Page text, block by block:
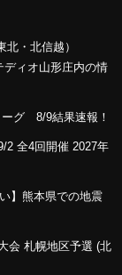
・北信越）
ィオ山形庄内の情
ーグ 8/9結果速報！
2 全4回開催 2027年
】熊本県での地震
会 札幌地区予選 (北